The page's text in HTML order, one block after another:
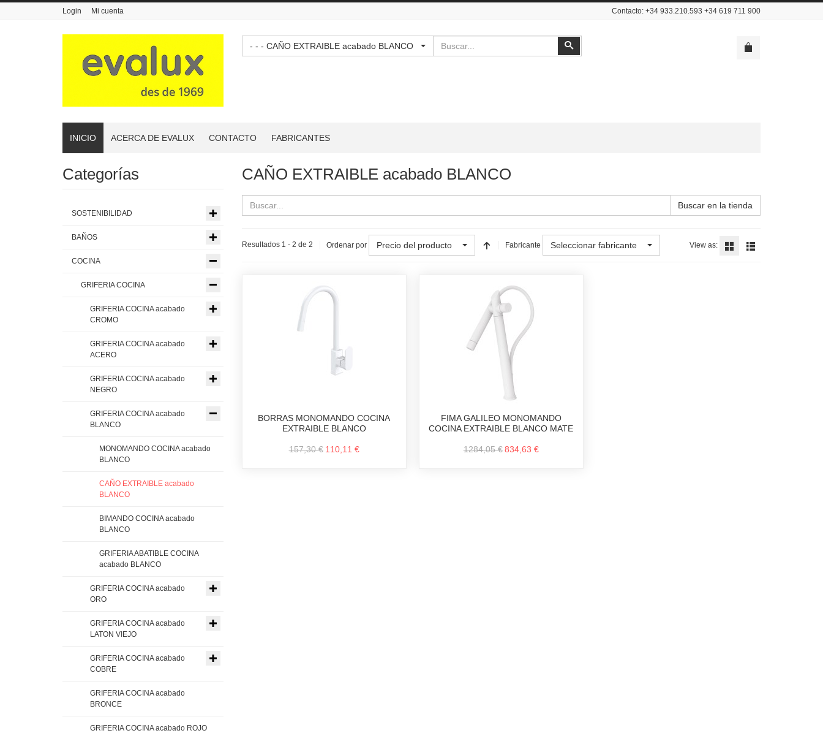
Login Mi cuenta Contacto: +34 933.210.593 +34 619 711 900
- - - CAÑO EXTRAIBLE acabado BLANCO Buscar
INICIO ACERCA DE EVALUX CONTACTO FABRICANTES
CAÑO EXTRAIBLE acabado BLANCO
Buscar en la tienda
Resultados 1 - 2 de 2 Ordenar por Precio del producto Fabricante Seleccionar fabricante View as:
BORRAS MONOMANDO COCINA
EXTRAIBLE BLANCO
157,30 € 110,11 €
FIMA GALILEO MONOMANDO
COCINA EXTRAIBLE BLANCO MATE
1284,05 € 834,63 €
Categorías
SOSTENIBILIDAD
BAÑOS
COCINA
GRIFERIA COCINA
GRIFERIA COCINA acabado
CROMO
GRIFERIA COCINA acabado
ACERO
GRIFERIA COCINA acabado
NEGRO
GRIFERIA COCINA acabado
BLANCO
MONOMANDO COCINA acabado
BLANCO
CAÑO EXTRAIBLE acabado
BLANCO
BIMANDO COCINA acabado
BLANCO
GRIFERIA ABATIBLE COCINA
acabado BLANCO
GRIFERIA COCINA acabado
ORO
GRIFERIA COCINA acabado
LATON VIEJO
GRIFERIA COCINA acabado
COBRE
GRIFERIA COCINA acabado
BRONCE
GRIFERIA COCINA acabado ROJO